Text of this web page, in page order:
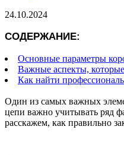
24.10.2024
СОДЕРЖАНИЕ:
Основные параметры
Важные аспекты,
Как найти
Один из самых важных
цепи важно учитывать ряд
расскажем, как правильно